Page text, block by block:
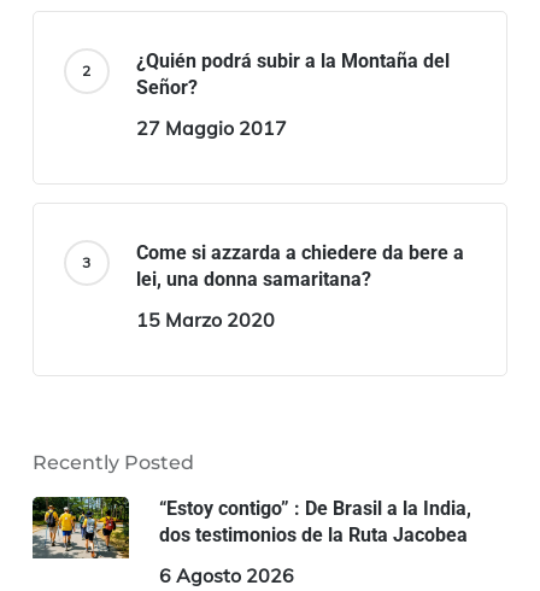
¿Quién podrá subir a la Montaña del
Señor?
27 Maggio 2017
Come si azzarda a chiedere da bere a
lei, una donna samaritana?
15 Marzo 2020
Recently Posted
“Estoy contigo” : De Brasil a la India,
dos testimonios de la Ruta Jacobea
6 Agosto 2026